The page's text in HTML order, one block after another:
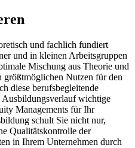
und fachlich fundiert
und in kleinen Arbeitsgruppen
Mischung aus Theorie und
größtmöglichen Nutzen für den
diese berufsbegleitende
wichtige
Managements für Ihr
schult Sie nicht nur,
Qualitätskontrolle der
in Ihrem Unternehmen durch